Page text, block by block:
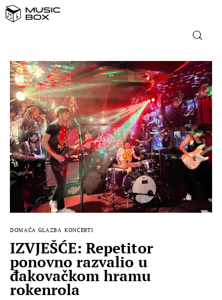
NASLOVNICA
DOMAĆA GLAZBA
STRANA GLAZBA
FILM
MUSIC BOX
DOMAĆA GLAZBA KONCERTI
IZVJEŠĆE: Repetitor
ponovno razvalio u
đakovačkom hramu
rokenrola